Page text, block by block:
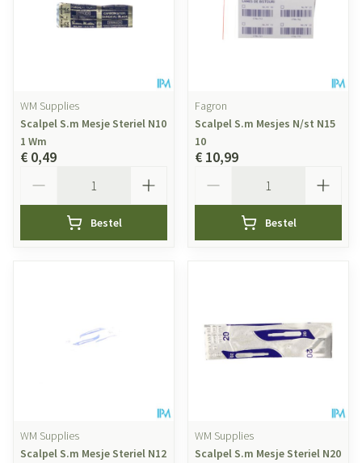
WM Supplies
Scalpel S.m Mesje Steriel N10
1 Wm
€ 0,49
Bestel
Fagron
Scalpel S.m Mesjes N/st N15
10
€ 10,99
Bestel
WM Supplies
Scalpel S.m Mesje Steriel N12
WM Supplies
Scalpel S.m Mesje Steriel N20